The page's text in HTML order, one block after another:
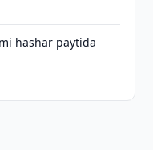
hashar paytida